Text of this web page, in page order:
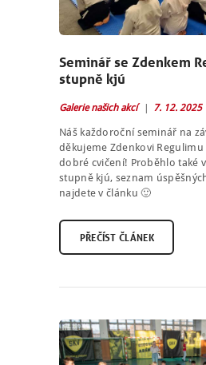
Seminář se Zdenkem
stupně kjú
Galerie našich akcí 7. 12. 2025
Náš každoroční seminář na
děkujeme Zdenkovi Regulimu
dobré cvičení! Proběhlo také
stupně kjú, seznam
najdete v článku 🙂
PŘEČÍST ČLÁNEK